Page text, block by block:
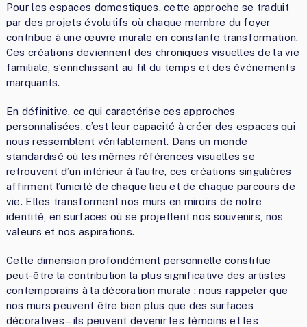
Pour les espaces domestiques, cette approche se traduit
par des projets évolutifs où chaque membre du foyer
contribue à une œuvre murale en constante transformation.
Ces créations deviennent des chroniques visuelles de la vie
familiale, s’enrichissant au fil du temps et des événements
marquants.
En définitive, ce qui caractérise ces approches
personnalisées, c’est leur capacité à créer des espaces qui
nous ressemblent véritablement. Dans un monde
standardisé où les mêmes références visuelles se
retrouvent d’un intérieur à l’autre, ces créations singulières
affirment l’unicité de chaque lieu et de chaque parcours de
vie. Elles transforment nos murs en miroirs de notre
identité, en surfaces où se projettent nos souvenirs, nos
valeurs et nos aspirations.
Cette dimension profondément personnelle constitue
peut-être la contribution la plus significative des artistes
contemporains à la décoration murale : nous rappeler que
nos murs peuvent être bien plus que des surfaces
décoratives – ils peuvent devenir les témoins et les